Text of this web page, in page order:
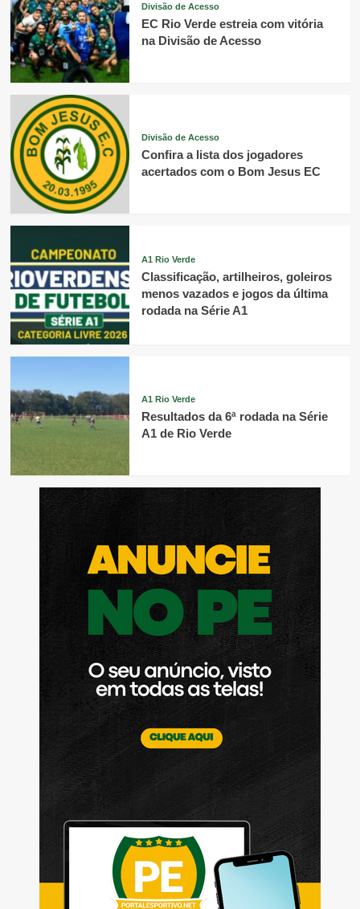
Divisão de Acesso
EC Rio Verde estreia com vitória
na Divisão de Acesso
Divisão de Acesso
Confira a lista dos jogadores
acertados com o Bom Jesus EC
A1 Rio Verde
Classificação, artilheiros, goleiros
menos vazados e jogos da última
rodada na Série A1
A1 Rio Verde
Resultados da 6ª rodada na Série
A1 de Rio Verde